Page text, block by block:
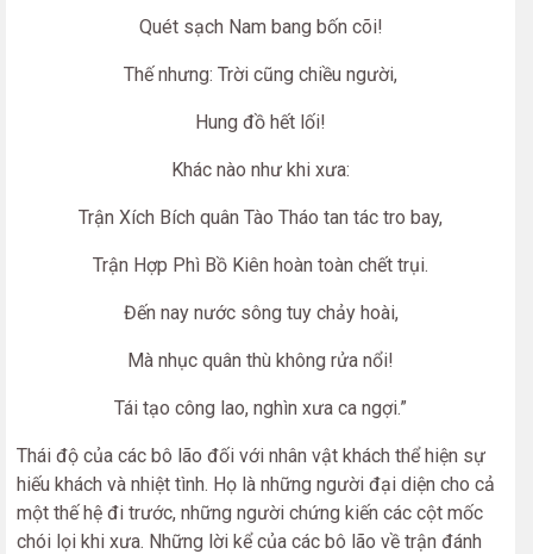
Quét sạch Nam bang bốn cõi!
Thế nhưng: Trời cũng chiều người,
Hung đồ hết lối!
Khác nào như khi xưa:
Trận Xích Bích quân Tào Tháo tan tác tro bay,
Trận Hợp Phì Bồ Kiên hoàn toàn chết trụi.
Đến nay nước sông tuy chảy hoài,
Mà nhục quân thù không rửa nổi!
Tái tạo công lao, nghìn xưa ca ngợi.”
Thái độ của các bô lão đối với nhân vật khách thể hiện sự
hiếu khách và nhiệt tình. Họ là những người đại diện cho cả
một thế hệ đi trước, những người chứng kiến các cột mốc
chói lọi khi xưa. Những lời kể của các bô lão về trận đánh